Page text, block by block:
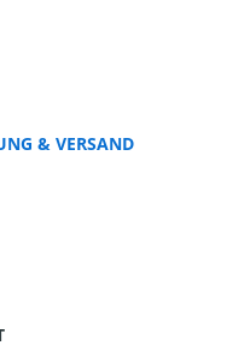
& VERSAND